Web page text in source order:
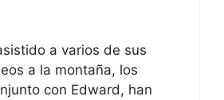
a varios de sus
a la montaña, los
con Edward, han